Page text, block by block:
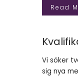
Read
Vi söker
sig nya